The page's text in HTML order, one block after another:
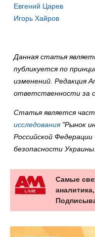
Евгений Царев
Игорь Хайров
Данная статья
публикуется по
изменений. Редакция
ответственности за
Cтатья является
исследования"Рынок
Российской
безопасности
Самые